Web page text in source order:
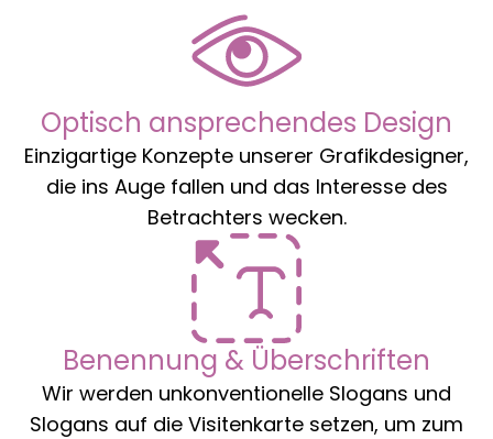
Optisch ansprechendes Design
Einzigartige Konzepte unserer Grafikdesigner,
die ins Auge fallen und das Interesse des
Betrachters wecken.
Benennung & Überschriften
Wir werden unkonventionelle Slogans und
Slogans auf die Visitenkarte setzen, um zum